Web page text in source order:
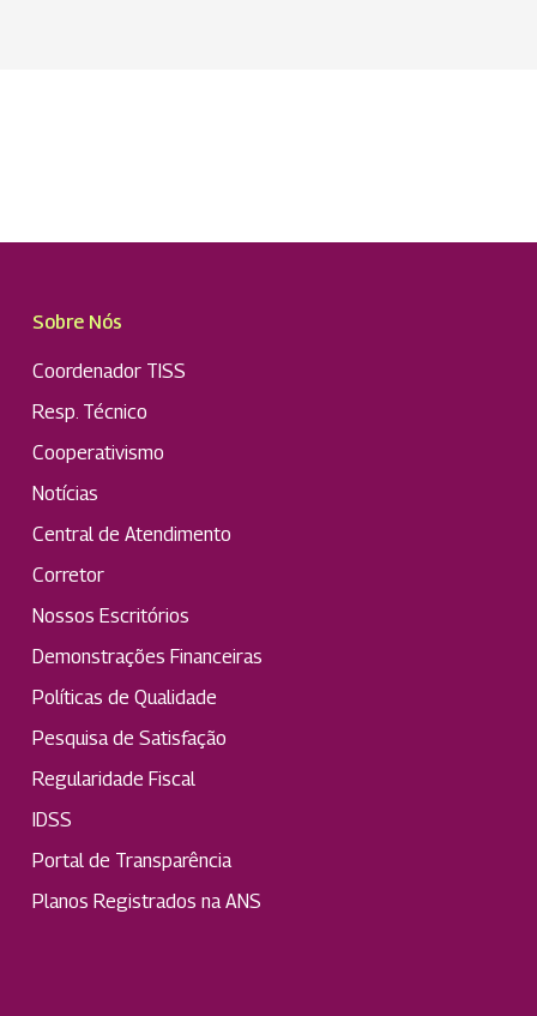
Sobre Nós
Coordenador TISS
Resp. Técnico
Cooperativismo
Notícias
Central de Atendimento
Corretor
Nossos Escritórios
Demonstrações Financeiras
Políticas de Qualidade
Pesquisa de Satisfação
Regularidade Fiscal
IDSS
Portal de Transparência
Planos Registrados na ANS